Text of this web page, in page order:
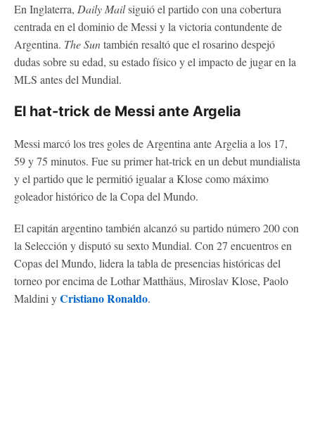
En Inglaterra, Daily Mailsiguió el partido con una cobertura
centrada en el dominio de Messi y la victoria contundente de
Argentina. The Suntambién resaltó que el rosarino despejó
dudas sobre su edad, su estado físico y el impacto de jugar en la
MLS antes del Mundial.
El hat-trick de Messi ante Argelia
Messi marcó los tres goles de Argentina ante Argelia a los 17,
59 y 75 minutos. Fue su primer hat-trick en un debut mundialista
y el partido que le permitió igualar a Klose como máximo
goleador histórico de la Copa del Mundo.
El capitán argentino también alcanzó su partido número 200 con
la Selección y disputó su sexto Mundial. Con 27 encuentros en
Copas del Mundo, lidera la tabla de presencias históricas del
torneo por encima de Lothar Matthäus, Miroslav Klose, Paolo
Maldini yCristiano Ronaldo.